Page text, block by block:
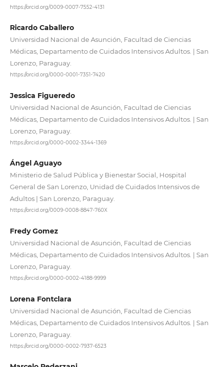
https://orcid.org/0009-0007-7552-4131
Ricardo Caballero
Universidad Nacional de Asunción, Facultad de Ciencias
Médicas, Departamento de Cuidados Intensivos Adultos. | San
Lorenzo, Paraguay.
https://orcid.org/0000-0001-7351-7420
Jessica Figueredo
Universidad Nacional de Asunción, Facultad de Ciencias
Médicas, Departamento de Cuidados Intensivos Adultos. | San
Lorenzo, Paraguay.
https://orcid.org/0000-0002-3344-1369
Ángel Aguayo
Ministerio de Salud Pública y Bienestar Social, Hospital
General de San Lorenzo, Unidad de Cuidados Intensivos de
Adultos | San Lorenzo, Paraguay.
https://orcid.org/0009-0008-8847-760X
Fredy Gomez
Universidad Nacional de Asunción, Facultad de Ciencias
Médicas, Departamento de Cuidados Intensivos Adultos. | San
Lorenzo, Paraguay.
https://orcid.org/0000-0002-4188-9999
Lorena Fontclara
Universidad Nacional de Asunción, Facultad de Ciencias
Médicas, Departamento de Cuidados Intensivos Adultos. | San
Lorenzo, Paraguay.
https://orcid.org/0000-0002-7937-6523